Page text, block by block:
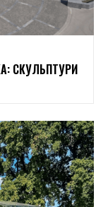
СКУЛЬПТУРИ